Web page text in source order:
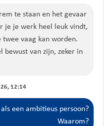
te staan en het gevaar
je je werk heel leuk vindt,
twee vaag kan worden.
bewust van zijn, zeker in
12:14
een ambitieus persoon?
Waarom?